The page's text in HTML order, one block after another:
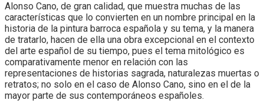
Alonso Cano, de gran calidad, que muestra muchas de las
características que lo convierten en un nombre principal en la
historia de la pintura barroca española y su tema, y la manera
de tratarlo, hacen de ella una obra excepcional en el contexto
del arte español de su tiempo, pues el tema mitológico es
comparativamente menor en relación con las
representaciones de historias sagrada, naturalezas muertas o
retratos; no solo en el caso de Alonso Cano, sino en el de la
mayor parte de sus contemporáneos españoles.